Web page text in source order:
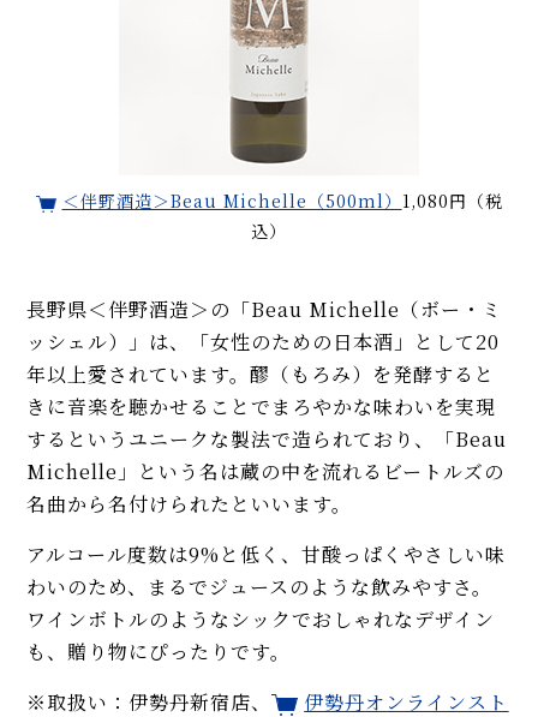
＜伴野酒造＞Beau Michelle（500ml） 1,080円（税
込）
長野県＜伴野酒造＞の「Beau Michelle（ボー・ミ
ッシェル）」は、「女性のための日本酒」として20
年以上愛されています。醪（もろみ）を発酵すると
きに音楽を聴かせることでまろやかな味わいを実現
するというユニークな製法で造られており、「Beau
Michelle」という名は蔵の中を流れるビートルズの
名曲から名付けられたといいます。
アルコール度数は9%と低く、甘酸っぱくやさしい味
わいのため、まるでジュースのような飲みやすさ。
ワインボトルのようなシックでおしゃれなデザイン
も、贈り物にぴったりです。
※取扱い：伊勢丹新宿店、
伊勢丹オンラインスト